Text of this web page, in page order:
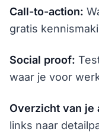
Call-to-action:
gratis
Social proof:
waar je voor
Overzicht van je
links naar